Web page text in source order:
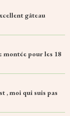
gâteau
pour les 18
, moi qui suis pas